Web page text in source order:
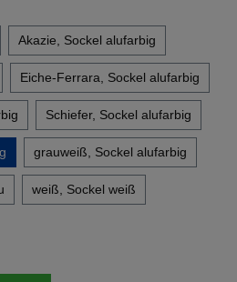
Akazie, Sockel alufarbig
Eiche-Ferrara, Sockel alufarbig
Schiefer, Sockel alufarbig
grauweiß, Sockel alufarbig
weiß, Sockel weiß
den gewünschten